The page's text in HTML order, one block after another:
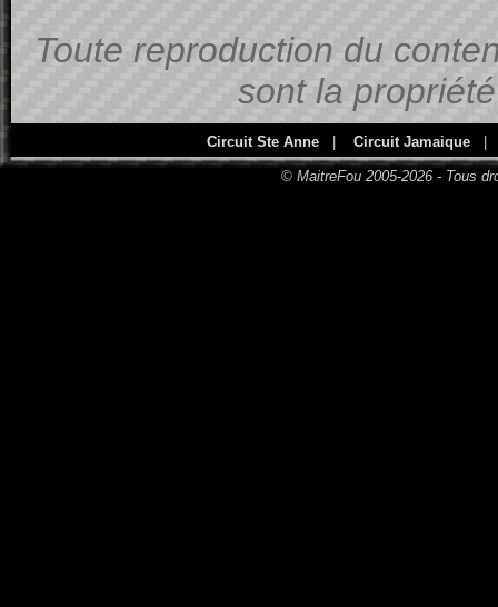
Toute reproduction du
sont la
Circuit Ste Anne Circuit Jamaique
© MaitreFou 2005-2026 - Tous